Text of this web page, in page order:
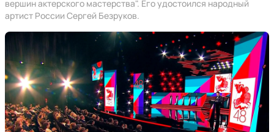
вершин актерского мастерства". Его удостоился народный
артист России Сергей Безруков.